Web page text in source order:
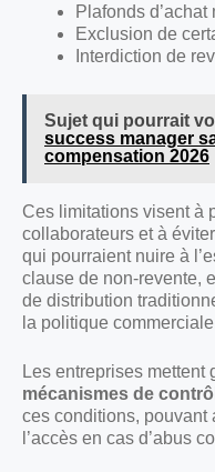
Plafonds
Exclusion de
Interdiction de
Sujet qui pourrait
success manager
compensation 2026
Ces limitations visent à
collaborateurs et à
qui pourraient nuire à
clause de non-revente,
de distribution
la politique
Les entreprises
mécanismes de
ces conditions, pouvant
l’accès en cas d’abus